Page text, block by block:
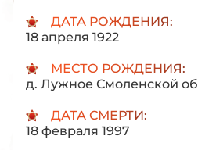
ДАТА РОЖДЕНИЯ:
18 апреля 1922
МЕСТО РОЖДЕНИЯ:
д. Лужное Смоленской
ДАТА СМЕРТИ:
18 февраля 1997